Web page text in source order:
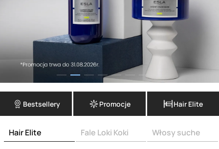
Bestsellery Promocje Hair Elite
Hair Elite Fale Loki Koki Włosy suche